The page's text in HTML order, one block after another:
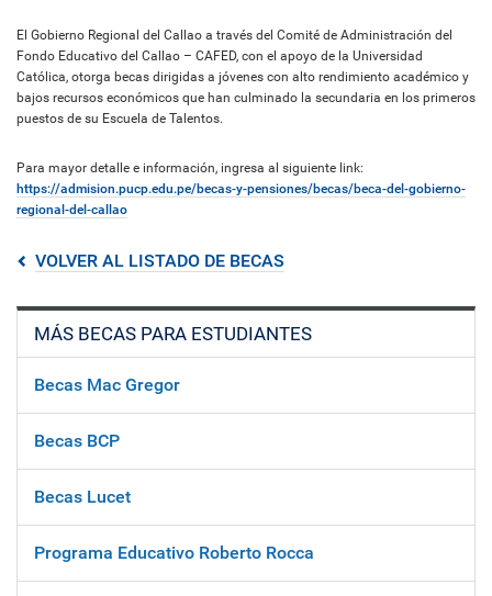
El Gobierno Regional del Callao a través del Comité de Administración del
Fondo Educativo del Callao – CAFED, con el apoyo de la Universidad
Católica, otorga becas dirigidas a jóvenes con alto rendimiento académico y
bajos recursos económicos que han culminado la secundaria en los primeros
puestos de su Escuela de Talentos.
Para mayor detalle e información, ingresa al siguiente link:
https://admision.pucp.edu.pe/becas-y-pensiones/becas/beca-del-gobierno-
regional-del-callao
VOLVER AL LISTADO DE BECAS
MÁS BECAS PARA ESTUDIANTES
Becas Mac Gregor
Becas BCP
Becas Lucet
Programa Educativo Roberto Rocca